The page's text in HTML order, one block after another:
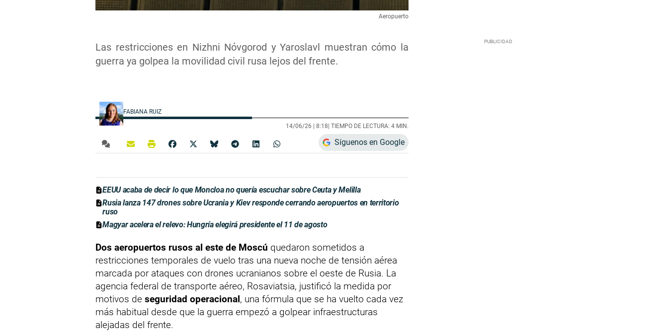
Las restricciones en Nizhni Nóvgorod y Yaroslavl muestran cómo la
guerra ya golpea la movilidad civil rusa lejos del frente.
Aeropuerto
FABIANA RUIZ
14/06/26 | 8:18 | TIEMPO DE LECTURA: 4 MIN.
Síguenos en Google
EEUU acaba de decir lo que Moncloa no quería escuchar sobre Ceuta y Melilla
Rusia lanza 147 drones sobre Ucrania y Kiev responde cerrando aeropuertos en territorio
ruso
Magyar acelera el relevo: Hungría elegirá presidente el 11 de agosto
Dos aeropuertos rusos al este de Moscú quedaron sometidos a
restricciones temporales de vuelo tras una nueva noche de tensión aérea
marcada por ataques con drones ucranianos sobre el oeste de Rusia. La
agencia federal de transporte aéreo, Rosaviatsia, justificó la medida por
motivos de seguridad operacional, una fórmula que se ha vuelto cada vez
más habitual desde que la guerra empezó a golpear infraestructuras
alejadas del frente.